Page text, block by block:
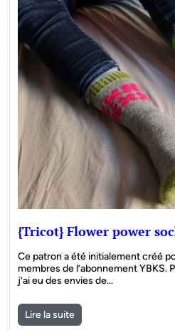
{Tricot} Flower power
Ce patron a été initialement créé
membres de l’abonnement YBKS.
j’ai eu des envies de…
Lire la suite